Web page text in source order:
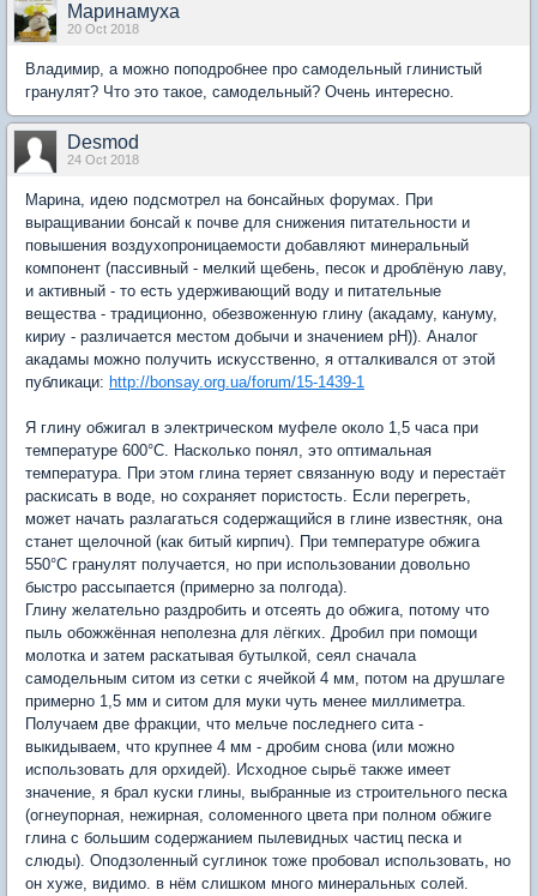
Маринамуха
20 Oct 2018
Владимир, а можно поподробнее про самодельный глинистый
гранулят? Что это такое, самодельный? Очень интересно.
Desmod
24 Oct 2018
Марина, идею подсмотрел на бонсайных форумах. При
выращивании бонсай к почве для снижения питательности и
повышения воздухопроницаемости добавляют минеральный
компонент (пассивный - мелкий щебень, песок и дроблёную лаву,
и активный - то есть удерживающий воду и питательные
вещества - традиционно, обезвоженную глину (акадаму, кануму,
кириу - различается местом добычи и значением pH)). Аналог
акадамы можно получить искусственно, я отталкивался от этой
публикаци: http://bonsay.org.ua/forum/15-1439-1
Я глину обжигал в электрическом муфеле около 1,5 часа при
температуре 600°C. Насколько понял, это оптимальная
температура. При этом глина теряет связанную воду и перестаёт
раскисать в воде, но сохраняет пористость. Если перегреть,
может начать разлагаться содержащийся в глине известняк, она
станет щелочной (как битый кирпич). При температуре обжига
550°C гранулят получается, но при использовании довольно
быстро рассыпается (примерно за полгода).
Глину желательно раздробить и отсеять до обжига, потому что
пыль обожжённая неполезна для лёгких. Дробил при помощи
молотка и затем раскатывая бутылкой, сеял сначала
самодельным ситом из сетки с ячейкой 4 мм, потом на друшлаге
примерно 1,5 мм и ситом для муки чуть менее миллиметра.
Получаем две фракции, что мельче последнего сита -
выкидываем, что крупнее 4 мм - дробим снова (или можно
использовать для орхидей). Исходное сырьё также имеет
значение, я брал куски глины, выбранные из строительного песка
(огнеупорная, нежирная, соломенного цвета при полном обжиге
глина с большим содержанием пылевидных частиц песка и
слюды). Оподзоленный суглинок тоже пробовал использовать, но
он хуже, видимо. в нём слишком много минеральных солей.